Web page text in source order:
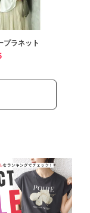
プラネット